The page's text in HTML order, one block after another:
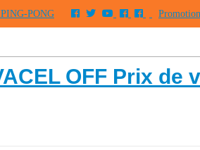
PONG
OFF Prix